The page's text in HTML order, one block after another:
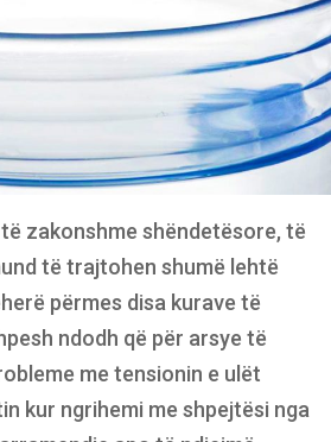
zakonshme shëndetësore, të
të trajtohen shumë lehtë
përmes disa kurave të
ndodh që për arsye të
me tensionin e ulët
kur ngrihemi me shpejtësi nga